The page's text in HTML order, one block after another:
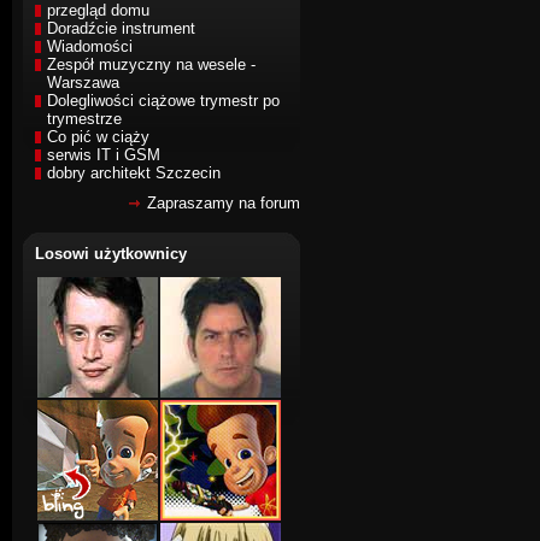
przegląd domu
Doradźcie instrument
Wiadomości
Zespół muzyczny na wesele -
Warszawa
Dolegliwości ciążowe trymestr po
trymestrze
Co pić w ciąży
serwis IT i GSM
dobry architekt Szczecin
Zapraszamy na forum
Losowi użytkownicy